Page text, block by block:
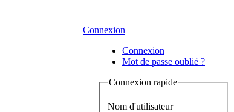
Connexion
Connexion
Mot de passe oublié ?
Connexion rapide
Nom d'utilisateur